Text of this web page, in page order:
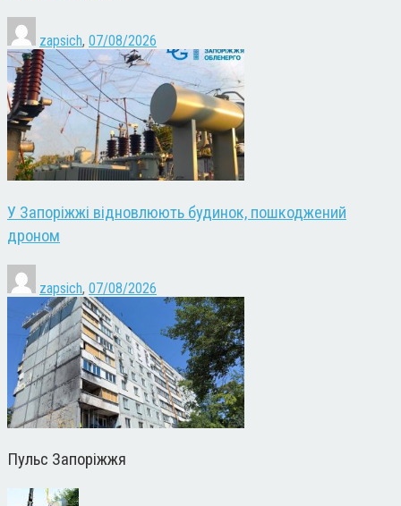
zapsich, 07/08/2026
У Запоріжжі відновлюють будинок, пошкоджений
дроном
zapsich, 07/08/2026
Пульс Запоріжжя